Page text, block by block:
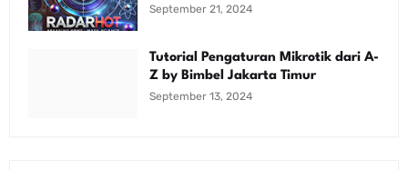
September 21, 2024
Tutorial Pengaturan Mikrotik dari A-
Z by Bimbel Jakarta Timur
September 13, 2024